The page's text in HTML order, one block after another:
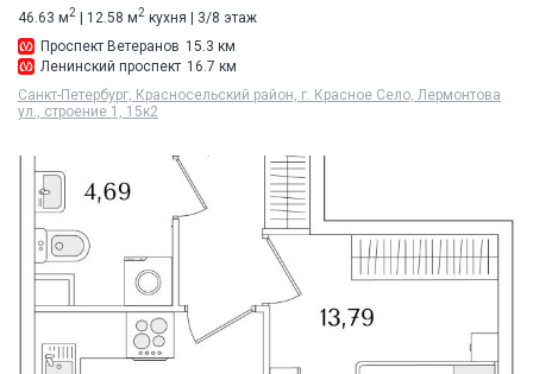
46.63 м2 | 12.58 м2 кухня | 3/8 этаж
Проспект Ветеранов 15.3 км
Ленинский проспект 16.7 км
Санкт-Петербург, Красносельский район, г. Красное Село, Лермонтова
ул., строение 1, 15к2